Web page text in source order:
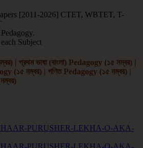
[2011-2026] CTET, WBTET, T-
Subject
| প্রথম ভাষা (বাংলা) Pedagogy (১৫ নম্বর) |
(১৫ নম্বর) | গণিত Pedagogy (১৫ নম্বর) |